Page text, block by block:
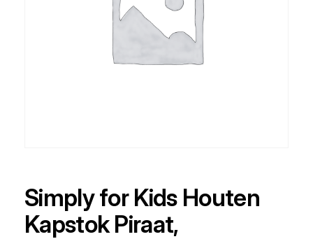
Simply for Kids Houten
Kapstok Piraat,